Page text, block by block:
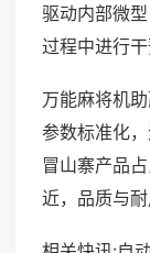
驱动内部微
过程中进行干
万能麻将机
参数标准化
冒山寨产品
近，品质与耐